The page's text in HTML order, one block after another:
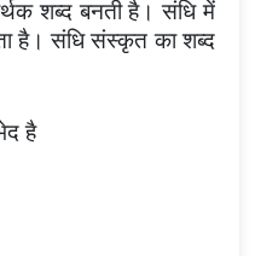
शब्द बनती है। संधि में
है। संधि संस्कृत का शब्द
है